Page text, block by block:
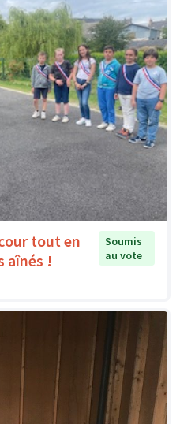
tout en
aînés !
Soumis
au vote